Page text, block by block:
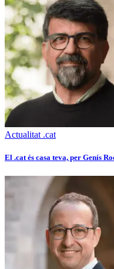
Actualitat .cat
El .cat és casa teva, per Genís